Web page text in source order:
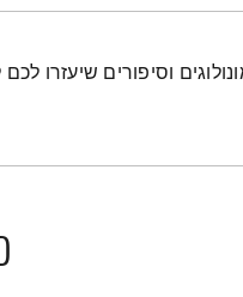
וסיפורים שיעזרו לכם